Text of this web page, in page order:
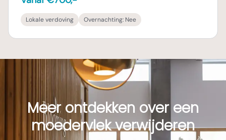
Lokale verdoving Overnachting: Nee
Meer ontdekken over een
moedervlek verwijderen